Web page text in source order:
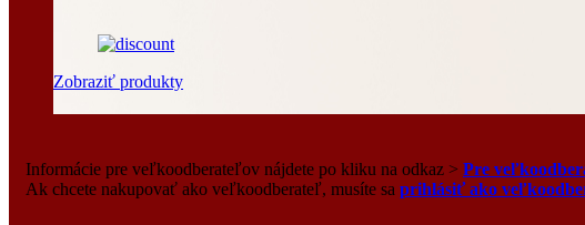
Zobraziť produkty
Informácie pre veľkoodberateľov nájdete po kliku na odkaz > Pre
Ak chcete nakupovať ako veľkoodberateľ, musíte sa prihlásiť ako